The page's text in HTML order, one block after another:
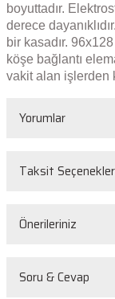
boyuttadır.
derece
bir kasadır.
köşe bağlantı
vakit alan işlerden
Yorumlar
Taksit
Önerileriniz
yetersiz gördüğünüz
Soru & Cevap